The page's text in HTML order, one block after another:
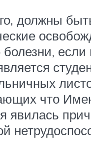
должны
если
что
явилась